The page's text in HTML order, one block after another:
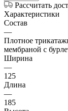
Рассчитать
Характеристики
Состав
—
Плотное
мембраной с
Ширина
—
125
Длина
—
185